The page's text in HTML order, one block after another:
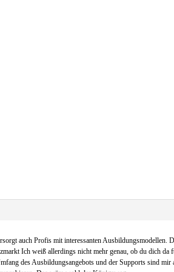
auch Profis mit interessanten Ausbildungsmodellen.
Ich weiß allerdings nicht mehr genau, ob du dich da
des Ausbildungsangebots und der Supports sind